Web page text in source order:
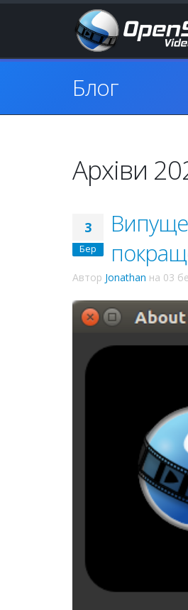
Блог
Архіви
3
Бер
Автор Jonathan на 03